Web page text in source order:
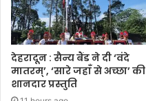
देहरादून : सैन्य बैंड ने दी ‘वंदे
मातरम्’, ‘सारे जहाँ से अच्छा’ की
शानदार प्रस्तुति